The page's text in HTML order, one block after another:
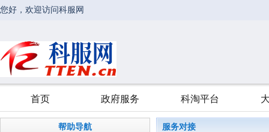
帮助导航 服务对接